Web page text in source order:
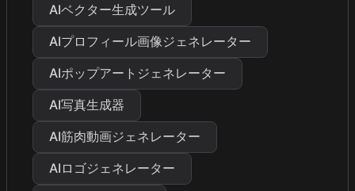
AIベクター生成ツール
AIプロフィール画像ジェネレーター
AIポップアートジェネレーター
AI写真生成器
AI筋肉動画ジェネレーター
AIロゴジェネレーター